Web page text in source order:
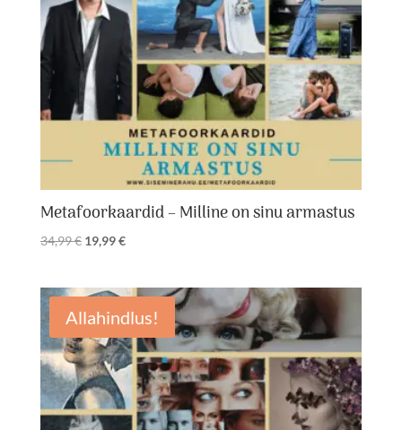
Metafoorkaardid – Milline on sinu armastus
34,99€ Algne
34,99 €.
19,99€Praegune
19,99 €.
Allahindlus!